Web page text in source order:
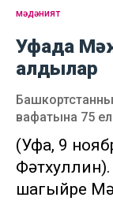
мәдәният
Уфада
алдылар
вафатына 75
(Уфа, 9
шагыйре